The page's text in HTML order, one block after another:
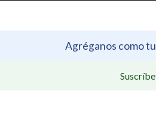
Agréganos como